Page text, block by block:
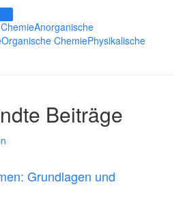
Anorganische
Organische ChemiePhysikalische
Beiträge
Grundlagen und